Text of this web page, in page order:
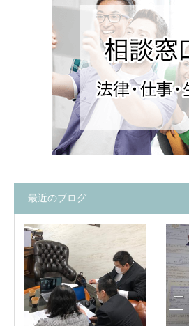
最近のブログ